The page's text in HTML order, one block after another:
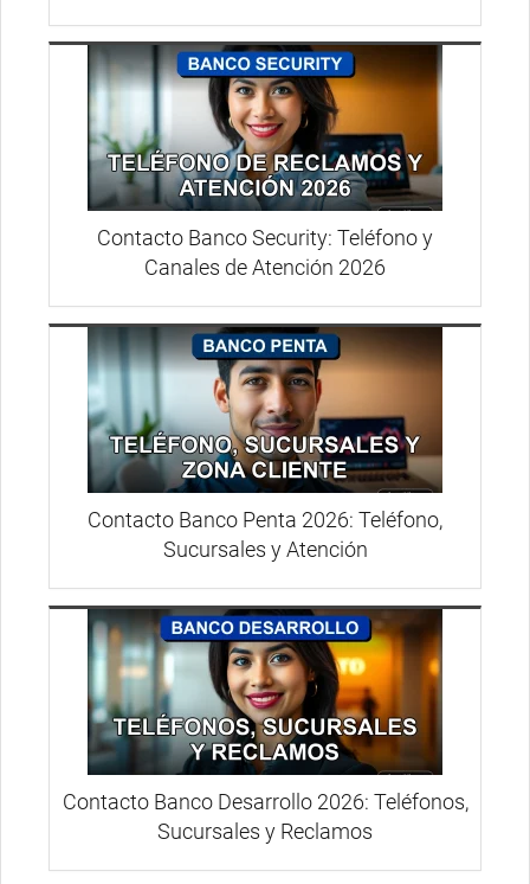
Contacto Banco Security: Teléfono y
Canales de Atención 2026
Contacto Banco Penta 2026: Teléfono,
Sucursales y Atención
Contacto Banco Desarrollo 2026: Teléfonos,
Sucursales y Reclamos